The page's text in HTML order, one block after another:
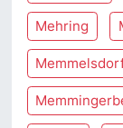
Mehring